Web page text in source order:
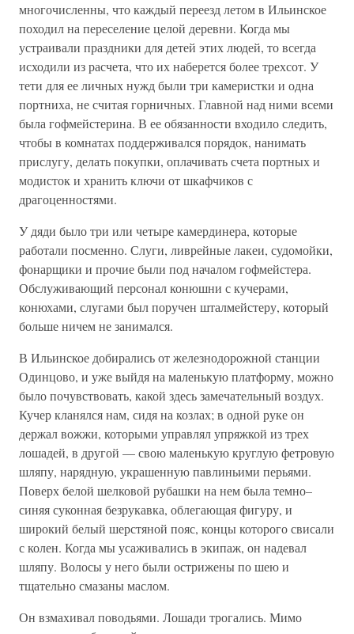
многочисленны, что каждый переезд летом в Ильинское
походил на переселение целой деревни. Когда мы
устраивали праздники для детей этих людей, то всегда
исходили из расчета, что их наберется более трехсот. У
тети для ее личных нужд были три камеристки и одна
портниха, не считая горничных. Главной над ними всеми
была гофмейстерина. В ее обязанности входило следить,
чтобы в комнатах поддерживался порядок, нанимать
прислугу, делать покупки, оплачивать счета портных и
модисток и хранить ключи от шкафчиков с
драгоценностями.
У дяди было три или четыре камердинера, которые
работали посменно. Слуги, ливрейные лакеи, судомойки,
фонарщики и прочие были под началом гофмейстера.
Обслуживающий персонал конюшни с кучерами,
конюхами, слугами был поручен шталмейстеру, который
больше ничем не занимался.
В Ильинское добирались от железнодорожной станции
Одинцово, и уже выйдя на маленькую платформу, можно
было почувствовать, какой здесь замечательный воздух.
Кучер кланялся нам, сидя на козлах; в одной руке он
держал вожжи, которыми управлял упряжкой из трех
лошадей, в другой — свою маленькую круглую фетровую
шляпу, нарядную, украшенную павлиньими перьями.
Поверх белой шелковой рубашки на нем была темно–
синяя суконная безрукавка, облегающая фигуру, и
широкий белый шерстяной пояс, концы которого свисали
с колен. Когда мы усаживались в экипаж, он надевал
шляпу. Волосы у него были острижены по шею и
тщательно смазаны маслом.
Он взмахивал поводьями. Лошади трогались. Мимо